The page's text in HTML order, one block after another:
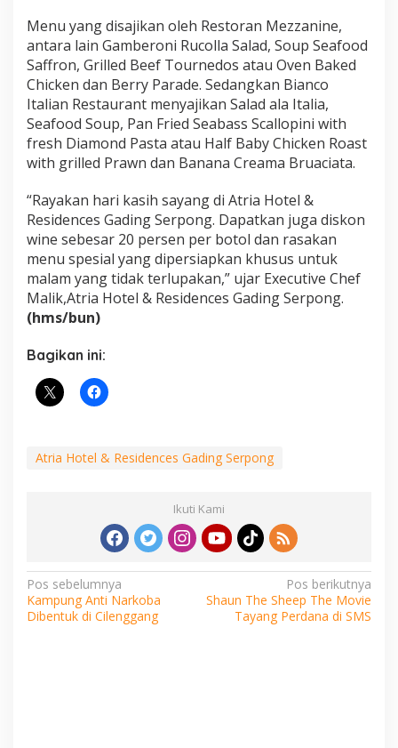
Menu yang disajikan oleh Restoran Mezzanine,
antara lain Gamberoni Rucolla Salad, Soup Seafood
Saffron, Grilled Beef Tournedos atau Oven Baked
Chicken dan Berry Parade. Sedangkan Bianco
Italian Restaurant menyajikan Salad ala Italia,
Seafood Soup, Pan Fried Seabass Scallopini with
fresh Diamond Pasta atau Half Baby Chicken Roast
with grilled Prawn dan Banana Creama Bruaciata.
“Rayakan hari kasih sayang di Atria Hotel &
Residences Gading Serpong. Dapatkan juga diskon
wine sebesar 20 persen per botol dan rasakan
menu spesial yang dipersiapkan khusus untuk
malam yang tidak terlupakan,” ujar Executive Chef
Malik,Atria Hotel & Residences Gading Serpong.
(hms/bun)
Bagikan ini:
Atria Hotel & Residences Gading Serpong
Ikuti Kami
Navigasi
pos
Pos sebelumnya
Kampung Anti Narkoba
Dibentuk di Cilenggang
Pos berikutnya
Shaun The Sheep The Movie
Tayang Perdana di SMS